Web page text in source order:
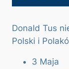
Donald Tus
Polski i
3 Maja